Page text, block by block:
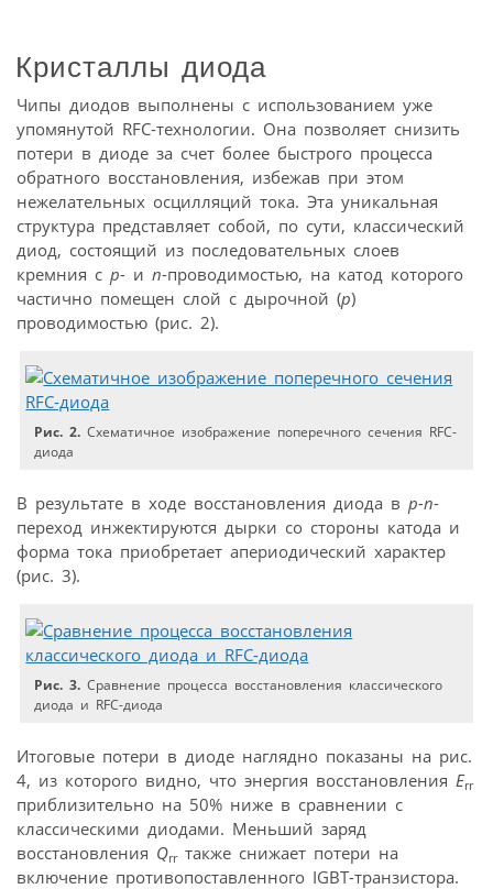
Кристаллы диода
Чипы диодов выполнены с использованием уже
упомянутой RFC-технологии. Она позволяет снизить
потери в диоде за счет более быстрого процесса
обратного восстановления, избежав при этом
нежелательных осцилляций тока. Эта уникальная
структура представляет собой, по сути, классический
диод, состоящий из последовательных слоев
кремния с p- и n-проводимостью, на катод которого
частично помещен слой с дырочной (p)
проводимостью (рис. 2).
Рис. 2. Схематичное изображение поперечного сечения RFC-
диода
В результате в ходе восстановления диода в p-n-
переход инжектируются дырки со стороны катода и
форма тока приобретает апериодический характер
(рис. 3).
Рис. 3. Сравнение процесса восстановления классического
диода и RFC-диода
Итоговые потери в диоде наглядно показаны на рис.
4, из которого видно, что энергия восстановления Err
приблизительно на 50% ниже в сравнении с
классическими диодами. Меньший заряд
восстановления Qrrтакже снижает потери на
включение противопоставленного IGBT-транзистора.